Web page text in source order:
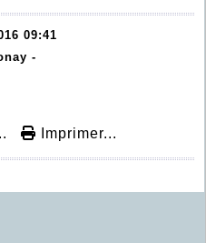
09:41
-
Imprimer...